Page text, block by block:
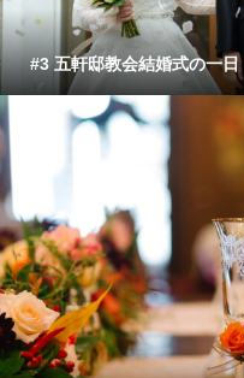
#3 五軒邸教会結婚式の一日